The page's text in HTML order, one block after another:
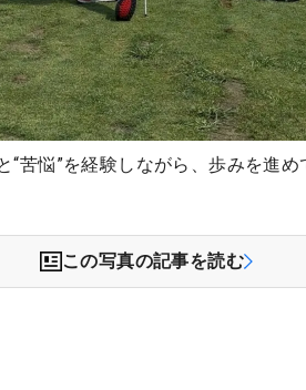
“苦悩”を経験しながら、歩みを進
この写真の記事を読む